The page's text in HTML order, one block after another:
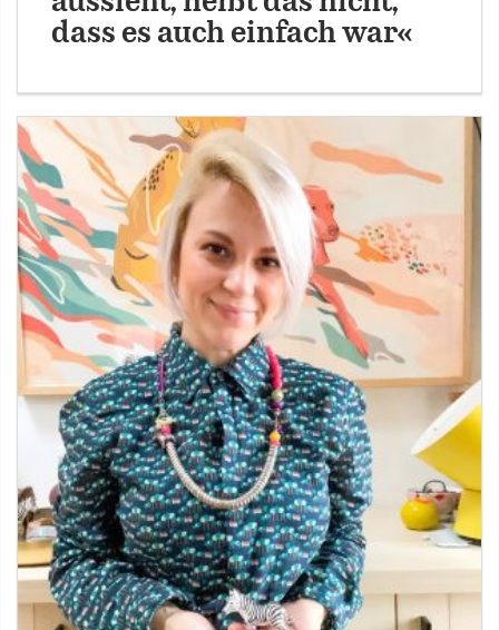
dass es auch einfach war«